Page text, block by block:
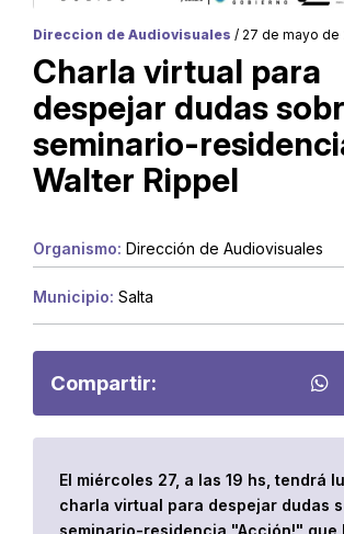
Direccion de Audiovisuales / 27 de mayo de
Charla virtual para
despejar dudas
seminario-
Walter Rippel
Organismo: Dirección de Audiovisuales
Municipio: Salta
Compartir:
El miércoles 27, a las 19 hs, tendrá
charla virtual para despejar dudas